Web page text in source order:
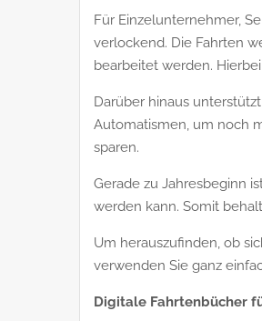
Für Einzelunternehmer,
verlockend. Die Fahrten
bearbeitet werden.
Darüber hinaus
Automatismen, um noch
sparen.
Gerade zu Jahresbeginn
werden kann. Somit
Um herauszufinden, ob
verwenden Sie ganz
Digitale Fahrtenbücher